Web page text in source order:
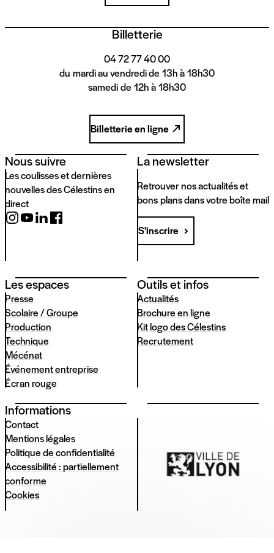
Billetterie
04 72 77 40 00
du mardi au vendredi de 13h à 18h30
samedi de 12h à 18h30
Billetterie en ligne
Nous suivre
Les coulisses et dernières
nouvelles des Célestins en
direct
La newsletter
Retrouver nos actualités et
bons plans dans votre boîte mail
S'inscrire
Les espaces
Presse
Scolaire / Groupe
Production
Technique
Mécénat
Événement entreprise
Écran rouge
Outils et infos
Actualités
Brochure en ligne
Kit logo des Célestins
Recrutement
Informations
Contact
Mentions légales
Politique de confidentialité
Accessibilité : partiellement
conforme
Cookies